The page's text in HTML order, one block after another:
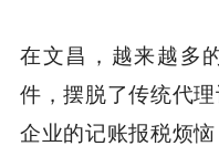
在文昌，越来越多
件，摆脱了传统代
企业的记账报税烦